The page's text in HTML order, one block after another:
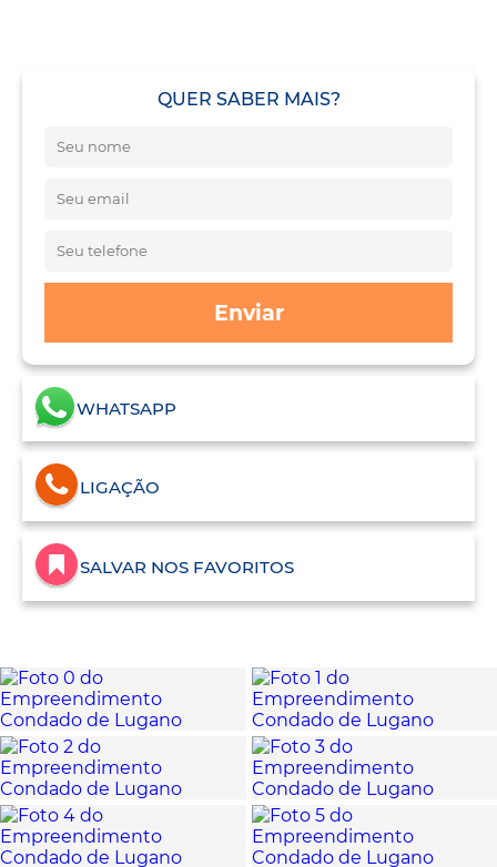
QUER SABER MAIS?
Enviar
WHATSAPP
LIGAÇÃO
SALVAR NOS FAVORITOS